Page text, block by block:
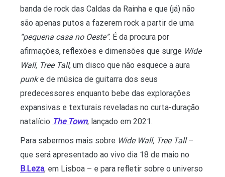
banda de rock das Caldas da Rainha e que (já) não
são apenas putos a fazerem rock a partir de uma
“pequena casa no Oeste”. É da procura por
afirmações, reflexões e dimensões que surge Wide
Wall, Tree Tall, um disco que não esquece a aura
punke de música de guitarra dos seus
predecessores enquanto bebe das explorações
expansivas e texturais reveladas no curta-duração
natalício The Town, lançado em 2021.
Para sabermos mais sobre Wide Wall, Tree Tall–
que será apresentado ao vivo dia 18 de maio no
B.Leza, em Lisboa – e para refletir sobre o universo